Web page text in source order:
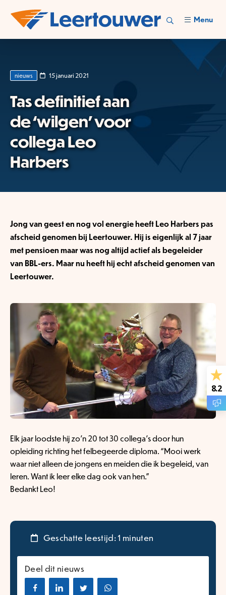
Menu
Tas definitief aan
de ‘wilgen’ voor
collega Leo
Harbers
nieuws 15 januari 2021
Jong van geest en nog vol energie heeft Leo Harbers pas
afscheid genomen bij Leertouwer. Hij is eigenlijk al 7 jaar
met pensioen maar was nog altijd actief als begeleider
van BBL-ers. Maar nu heeft hij echt afscheid genomen van
Leertouwer.
Elk jaar loodste hij zo’n 20 tot 30 collega’s door hun
opleiding richting het felbegeerde diploma. “Mooi werk
waar niet alleen de jongens en meiden die ik begeleid, van
leren. Want ik leer elke dag ook van hen.”
Bedankt Leo!
Geschatte leestijd: 1 minuten
Deel dit nieuws
8.2